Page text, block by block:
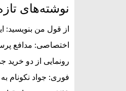
نوشته‌های
از قول من بنویسید:
اختصاصی: مدافع
رونمایی از دو خرید
فوری: جواد نکونام